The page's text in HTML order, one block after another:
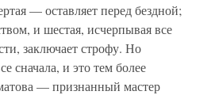
— оставляет перед бездной;
и шестая, исчерпывая все
заключает строфу. Но
сначала, и это тем более
— признанный мастер